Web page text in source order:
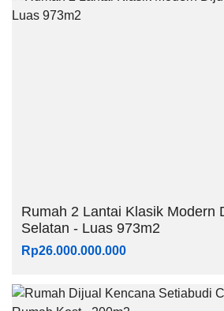
Rumah 2 Lantai Klasik Modern
Selatan - Luas 973m2
Rp26.000.000.000